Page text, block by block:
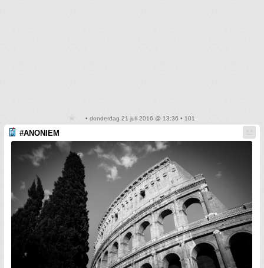
• donderdag 21 juli 2016 @ 13:36 • 101
#ANONIEM